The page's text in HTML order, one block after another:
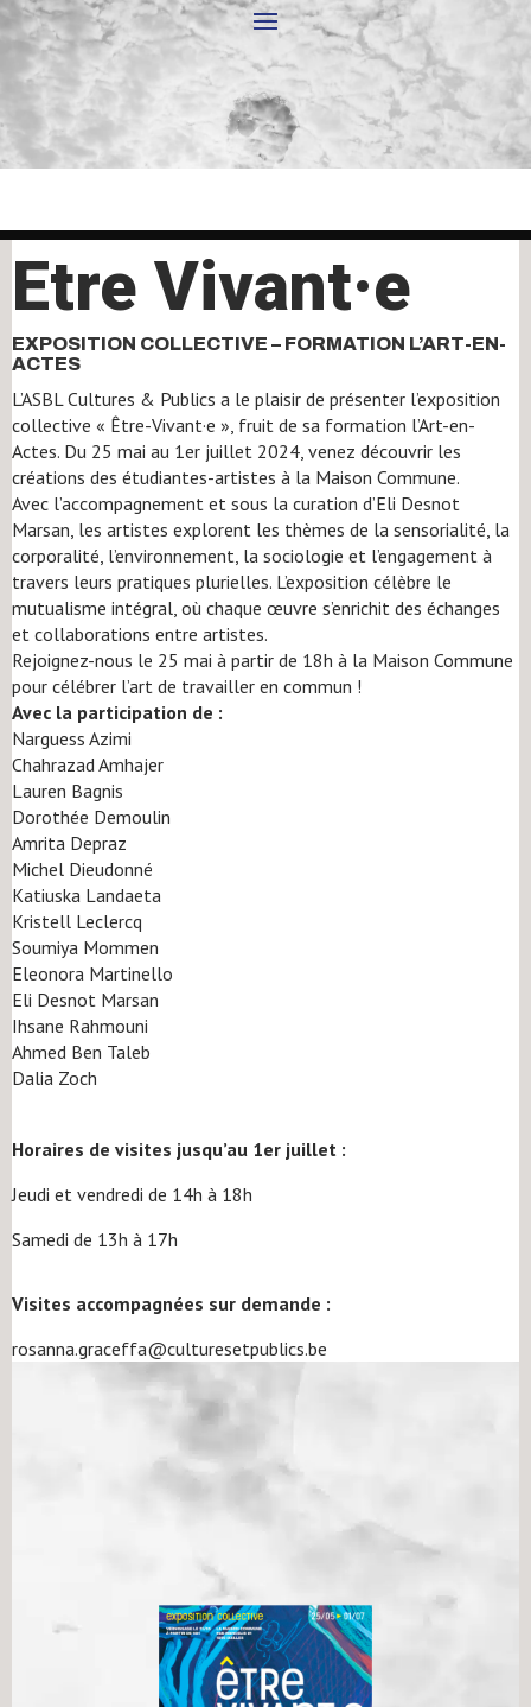
Etre Vivant·e
EXPOSITION COLLECTIVE – FORMATION L’ART-EN-
ACTES
L’ASBL Cultures & Publics a le plaisir de présenter l’exposition
collective « Être-Vivant·e », fruit de sa formation l’Art-en-
Actes. Du 25 mai au 1er juillet 2024, venez découvrir les
créations des étudiantes-artistes à la Maison Commune.
Avec l’accompagnement et sous la curation d’Eli Desnot
Marsan, les artistes explorent les thèmes de la sensorialité, la
corporalité, l’environnement, la sociologie et l’engagement à
travers leurs pratiques plurielles. L’exposition célèbre le
mutualisme intégral, où chaque œuvre s’enrichit des échanges
et collaborations entre artistes.
Rejoignez-nous le 25 mai à partir de 18h à la Maison Commune
pour célébrer l’art de travailler en commun !
Avec la participation de :
Narguess Azimi
Chahrazad Amhajer
Lauren Bagnis
Dorothée Demoulin
Amrita Depraz
Michel Dieudonné
Katiuska Landaeta
Kristell Leclercq
Soumiya Mommen
Eleonora Martinello
Eli Desnot Marsan
Ihsane Rahmouni
Ahmed Ben Taleb
Dalia Zoch
Horaires de visites jusqu’au 1er juillet :
Jeudi et vendredi de 14h à 18h
Samedi de 13h à 17h
Visites accompagnées sur demande :
rosanna.graceffa@culturesetpublics.be